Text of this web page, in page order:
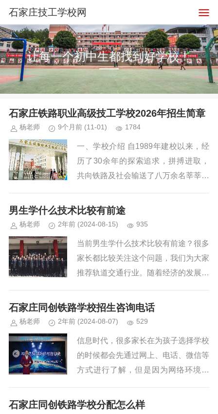
石家庄技工学校网
让每一个初中生都找到好学校！
石家庄铁路职业高级技工学校2026年招生简章
杨老师 9个月前 (11-01) 1784
一、学校介绍 自1989年建校以来，经
历了30余年的探索追求，拼搏进取，
共向铁路及社会输送了八万余名莘莘学
有规模、有实力 的铁路职业高级技工...
男生学什么技术比较有前途
杨老师 2年前 (2024-08-15) 935
当前男生学什么技术比较有前途？很多
家长都比较关注这个问题，我们为大家
推荐轨道交通行业。随着经济的发展，
城市都在兴建轨道交通另外我国高铁覆
我们就来为大家说说男孩适合的轨道交
通行业专业有哪些？...
石家庄同创铁路学校招生咨询电话
杨老师 2年前 (2024-08-07) 529
信息时代，很多家长在为孩子选择学校
的时候都会先通过网上、电话、微信等
方式进行了解，但是因为网络环境复
今天我们就来为大家说一说石家庄同创
石家庄同创铁路学校分配怎么样